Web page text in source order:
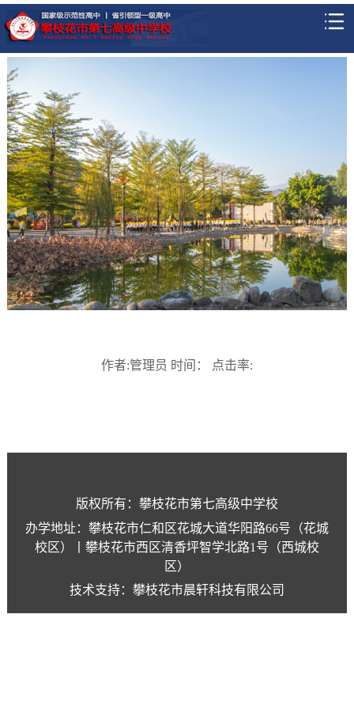
作者:管理员 时间： 点击率:
版权所有：攀枝花市第七高级中学校
办学地址：攀枝花市仁和区花城大道华阳路66号（花城
校区）丨攀枝花市西区清香坪智学北路1号（西城校
区）
技术支持：攀枝花市晨轩科技有限公司